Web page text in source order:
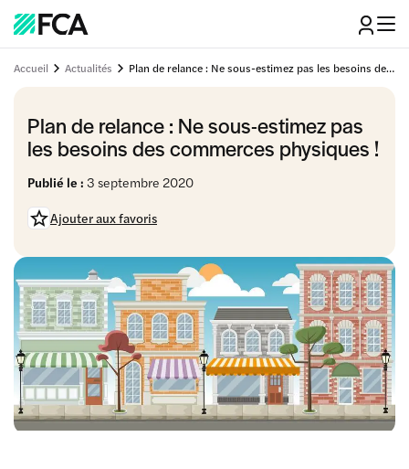
Accueil Actualités Plan de relance : Ne sous-estimez pas les besoins des commerces physiques !
Plan de relance : Ne sous-estimez pas
les besoins des commerces physiques !
Publié le : 3 septembre 2020
Ajouter aux favoris